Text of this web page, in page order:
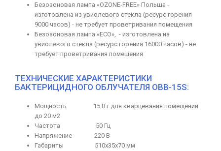
Безозоновая лампа «OZONE-FREE» Польша -
изготовлена из увиолевого стекла (ресурс горения
9000 часов) - не требует проветривания помещения
Безозоновая лампа «ECO», - изготовлена из
увиолевого стекла (ресурс горения 16000 часов) - не
требует проветривания помещения
ТЕХНИЧЕСКИЕ ХАРАКТЕРИСТИКИ
БАКТЕРИЦИДНОГО ОБЛУЧАТЕЛЯ ОBB-15S:
Мощность 15 Вт для кварцевания помещений
до 20 м2
Частота 50 Гц
Напряжение 220 В
Габариты 510x35x70 мм